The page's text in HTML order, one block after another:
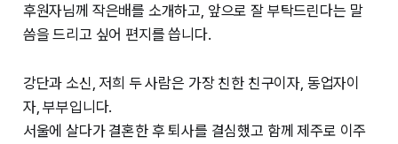
후원자님께 작은배를 소개하고, 앞으로 잘 부탁드린다는 말
씀을 드리고 싶어 편지를 씁니다.
강단과 소신, 저희 두 사람은 가장 친한 친구이자, 동업자이
자, 부부입니다.
서울에 살다가 결혼한 후 퇴사를 결심했고 함께 제주로 이주